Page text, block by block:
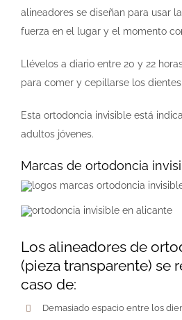
alineadores se diseñan para usar
fuerza en el lugar y el momento
Llévelos a diario entre 20 y 22
para comer y cepillarse los dientes.
Esta ortodoncia invisible está
adultos jóvenes.
Marcas de ortodoncia
Los alineadores de
(pieza transparente) se
caso de:
Demasiado espacio entre los